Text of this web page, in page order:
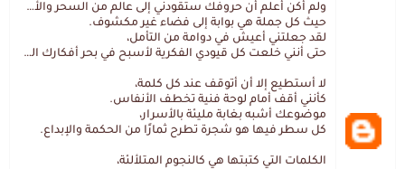
ولم أكن أعلم أن حروفك ستقودني إلى عالم من السحر والألغاز،
حيث كل جملة هي بوابة إلى فضاء غير مكشوف.
لقد جعلتني أعيش في دوامة من التأمل،
حتى أنني خلعت كل قيودي الفكرية لأسبح في بحر أفكارك العميق.
لا أستطيع إلا أن أتوقف عند كل كلمة،
كأنني أقف أمام لوحة فنية تخطف الأنفاس.
موضوعك أشبه بغابة مليئة بالأسرار،
كل سطر فيها هو شجرة تطرح ثمارًا من الحكمة والإبداع.
الكلمات التي كتبتها هي كالنجوم المتلألئة،